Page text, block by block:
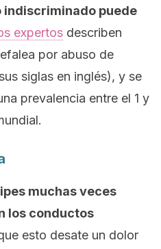
indiscriminado puede
expertos describen
por abuso de
siglas en inglés), y se
prevalencia entre el 1 y
muchas veces
los conductos
esto desate un dolor